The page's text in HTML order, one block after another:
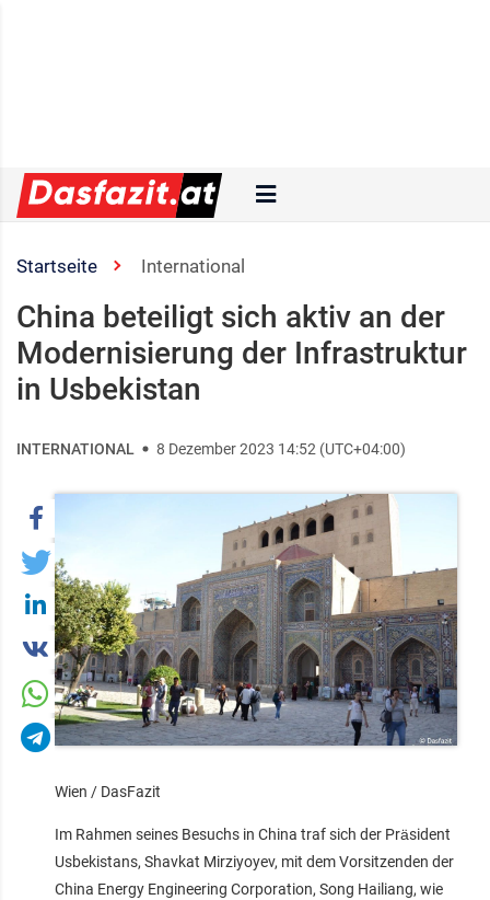
Startseite International
China beteiligt sich aktiv an der
Modernisierung der Infrastruktur
in Usbekistan
INTERNATIONAL 8 Dezember 2023 14:52 (UTC+04:00)
Wien / DasFazit
Im Rahmen seines Besuchs in China traf sich der Präsident
Usbekistans, Shavkat Mirziyoyev, mit dem Vorsitzenden der
China Energy Engineering Corporation, Song Hailiang, wie